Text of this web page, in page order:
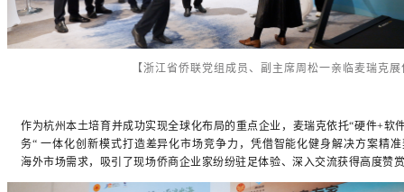
【浙江省侨联党组成员、副主席周松一亲临麦瑞克展
作为杭州本土培育并成功实现全球化布局的重点企业，麦瑞克依托“硬件+软
务“ 一体化创新模式打造差异化市场竞争力，凭借智能化健身解决方案精准
海外市场需求，吸引了现场侨商企业家纷纷驻足体验、深入交流获得高度赞